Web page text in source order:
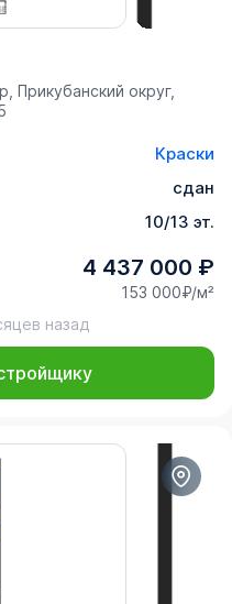
Прикубанский округ,
Краски
сдан
10/13 эт.
4 437 000 ₽
153 000₽/м²
назад